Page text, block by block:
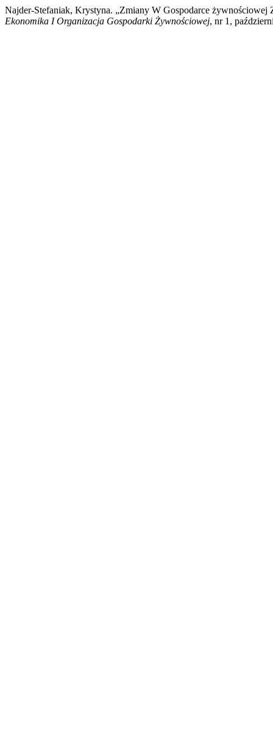
Najder-Stefaniak, Krystyna. „Zmiany W Gospodarce
Ekonomika I Organizacja Gospodarki Żywnościowej, nr 1,